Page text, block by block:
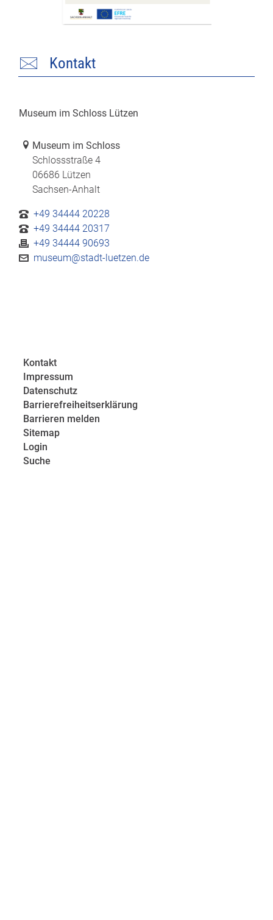
Kontakt
Museum im Schloss Lützen
Link zur Google-Maps Navigation
Museum im Schloss
Schlossstraße 4
06686 Lützen
Sachsen-Anhalt
+49 34444 20228
+49 34444 20317
+49 34444 90693
museum@stadt-luetzen.de
Kontakt
Impressum
Datenschutz
Barrierefreiheitserklärung
Barrieren melden
Sitemap
Login
Suche